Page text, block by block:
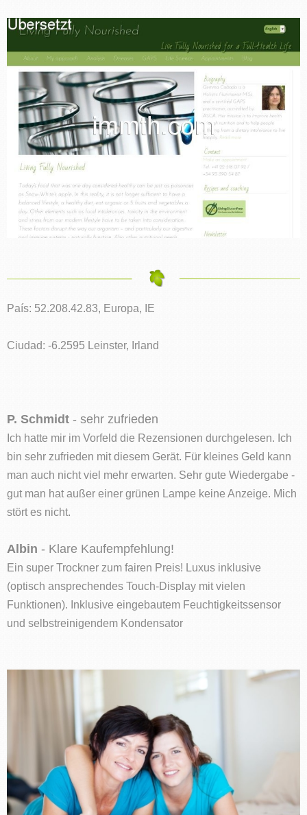
País: 52.208.42.83, Europa, IE
Ciudad: -6.2595 Leinster, Irland
P. Schmidt - sehr zufrieden
Ich hatte mir im Vorfeld die Rezensionen durchgelesen. Ich
bin sehr zufrieden mit diesem Gerät. Für kleines Geld kann
man auch nicht viel mehr erwarten. Sehr gute Wiedergabe -
gut man hat außer einer grünen Lampe keine Anzeige. Mich
stört es nicht.
Albin - Klare Kaufempfehlung!
Ein super Trockner zum fairen Preis! Luxus inklusive
(optisch ansprechendes Touch-Display mit vielen
Funktionen). Inklusive eingebautem Feuchtigkeitssensor
und selbstreinigendem Kondensator